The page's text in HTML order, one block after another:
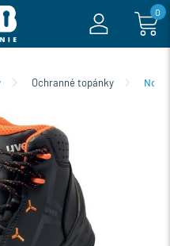
0
Ochranné topánky